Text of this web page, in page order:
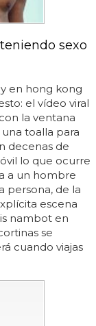
sexo
en hong kong
el vídeo viral
la ventana
toalla para
decenas de
lo que ocurre
a un hombre
persona, de la
escena
nambot en
se
cuando viajas